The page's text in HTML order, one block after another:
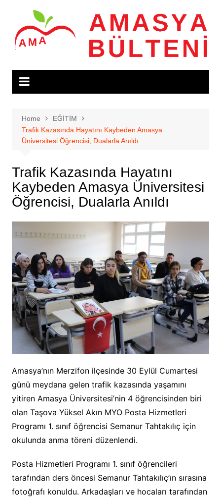
content
Home
EĞİTİM
Trafik Kazasında Hayatını Kaybeden Amasya
Üniversitesi Öğrencisi, Dualarla Anıldı
Trafik Kazasında Hayatını
Kaybeden Amasya Üniversitesi
Öğrencisi, Dualarla Anıldı
Amasya’nın Merzifon ilçesinde 30 Eylül Cumartesi
günü meydana gelen trafik kazasında yaşamını
yitiren Amasya Üniversitesi’nin 4 öğrencisinden biri
olan Taşova Yüksel Akın MYO Posta Hizmetleri
Programı 1. sınıf öğrencisi Semanur Tahtakılıç için
okulunda anma töreni düzenlendi.
Posta Hizmetleri Programı 1. sınıf öğrencileri
tarafından ders öncesi Semanur Tahtakılıç’ın sırasına
fotoğrafı konuldu. Arkadaşları ve hocaları tarafından